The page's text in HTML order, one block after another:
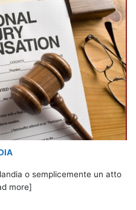
o semplicemente un atto
more]